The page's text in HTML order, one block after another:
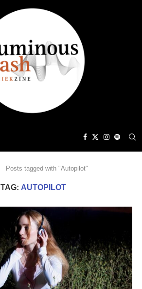
Posts tagged with "Autopilot"
TAG: AUTOPILOT